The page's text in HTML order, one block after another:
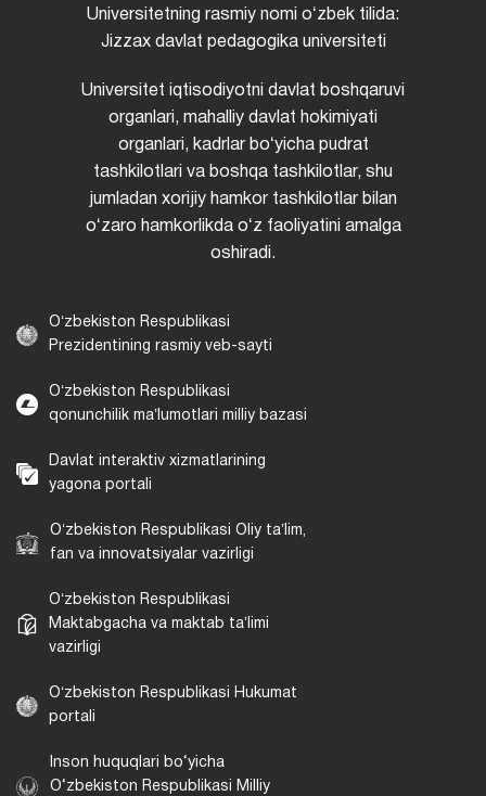
Universitetning rasmiy nomi oʻzbek tilida:
Jizzax davlat pedagogika universiteti
Universitet iqtisodiyotni davlat boshqaruvi
organlari, mahalliy davlat hokimiyati
organlari, kadrlar boʻyicha pudrat
tashkilotlari va boshqa tashkilotlar, shu
jumladan xorijiy hamkor tashkilotlar bilan
oʻzaro hamkorlikda oʻz faoliyatini amalga
oshiradi.
Oʻzbekiston Respublikasi
Prezidentining rasmiy veb-sayti
Oʻzbekiston Respublikasi
qonunchilik maʼlumotlari milliy bazasi
Davlat interaktiv xizmatlarining
yagona portali
Oʻzbekiston Respublikasi Oliy taʼlim,
fan va innovatsiyalar vazirligi
Oʻzbekiston Respublikasi
Maktabgacha va maktab taʼlimi
vazirligi
Oʻzbekiston Respublikasi Hukumat
portali
Inson huquqlari bo‘yicha
O‘zbekiston Respublikasi Milliy